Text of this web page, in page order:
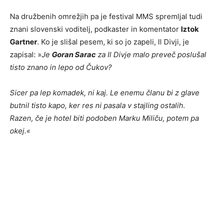
Na družbenih omrežjih pa je festival MMS spremljal tudi
znani slovenski voditelj, podkaster in komentator Iztok
Gartner. Ko je slišal pesem, ki so jo zapeli, Il Divji, je
zapisal: »Je Goran Sarac za Il Divje malo preveč poslušal
tisto znano in lepo od Čukov?
Sicer pa lep komadek, ni kaj. Le enemu članu bi z glave
butnil tisto kapo, ker res ni pasala v stajling ostalih.
Razen, če je hotel biti podoben Marku Miliču, potem pa
okej.«